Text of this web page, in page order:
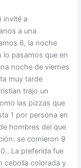
invité a
a una
6, la noche
lo pasamos que en
noche de viernes
muy tarde
trajo un
las pizzas que
1 por persona en
hombres del que
se comieron 9
preferida fue
cebolla colorada y